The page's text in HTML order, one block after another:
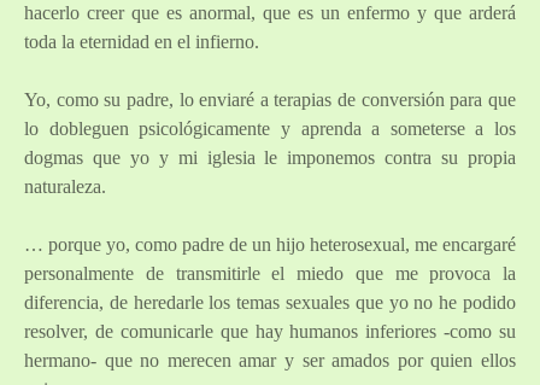
hacerlo creer que es anormal, que es un enfermo y que arderá
toda la eternidad en el infierno.
Yo, como su padre, lo enviaré a terapias de conversión para que
lo dobleguen psicológicamente y aprenda a someterse a los
dogmas que yo y mi iglesia le imponemos contra su propia
naturaleza.
… porque yo, como padre de un hijo heterosexual, me encargaré
personalmente de transmitirle el miedo que me provoca la
diferencia, de heredarle los temas sexuales que yo no he podido
resolver, de comunicarle que hay humanos inferiores -como su
hermano- que no merecen amar y ser amados por quien ellos